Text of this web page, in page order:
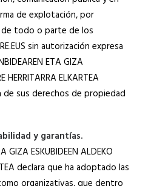
de explotación, por
todo o parte de los
sin autorización expresa
ETA GIZA
HERRITARRA ELKARTEA
sus derechos de propiedad
y garantías.
ESKUBIDEEN ALDEKO
declara que ha adoptado las